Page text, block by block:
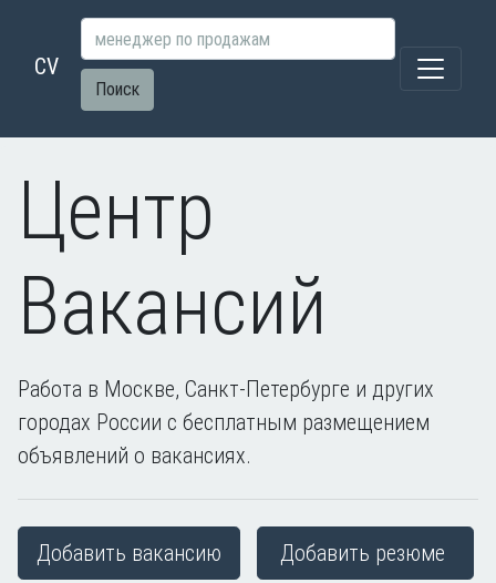
CV
Поиск
Центр
Вакансий
Работа в Москве, Санкт-Петербурге и других
городах России с бесплатным размещением
объявлений о вакансиях.
Добавить вакансию Добавить резюме